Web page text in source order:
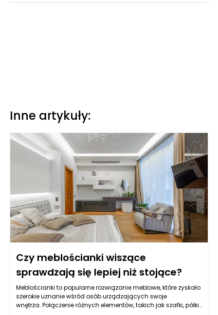
Inne artykuły:
Czy meblościanki wiszące
sprawdzają się lepiej niż stojące?
Meblościanki to popularne rozwiązanie meblowe, które zyskało
szerokie uznanie wśród osób urządzających swoje
wnętrza. Połączenie różnych elementów, takich jak szafki, półki